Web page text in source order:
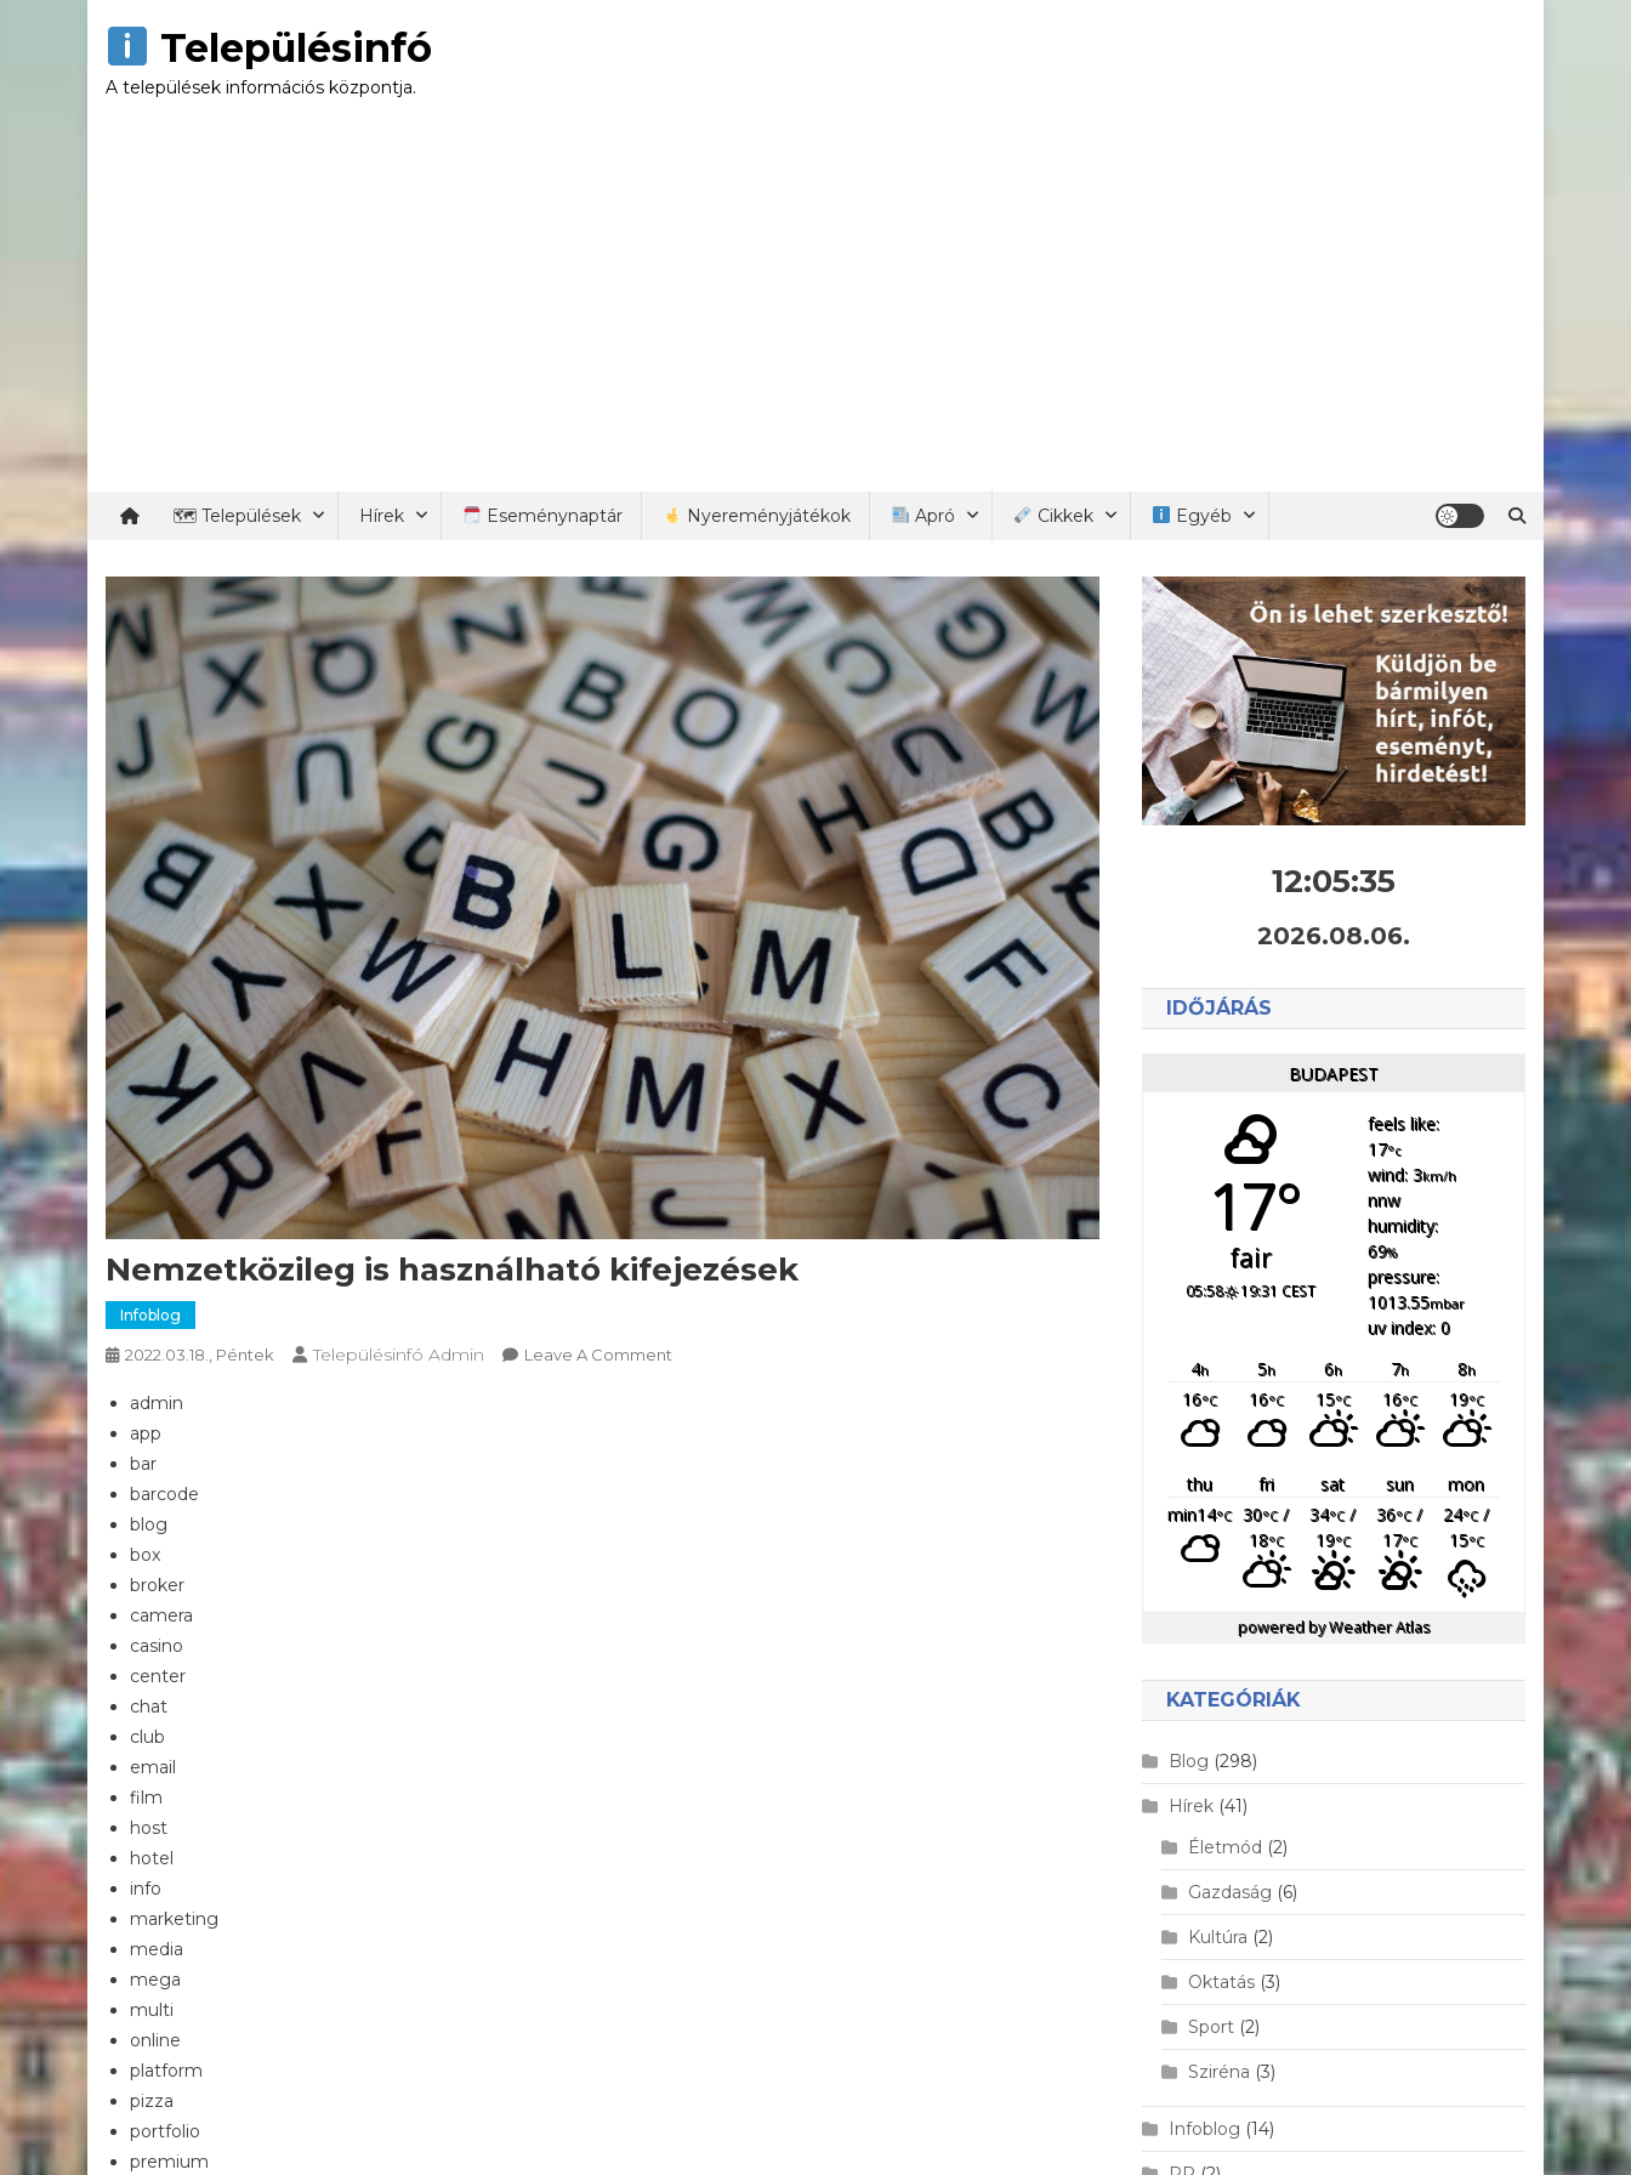
Településinfó
A települések információs központja.
🗺 Települések Hírek Eseménynaptár Nyereményjátékok Apró Cikkek Egyéb
Nemzetközileg is használható kifejezések
Infoblog
2022.03.18., Péntek Településinfó Admin Leave A Comment
admin
app
bar
barcode
blog
box
broker
camera
casino
center
chat
club
email
film
host
hotel
info
marketing
media
mega
multi
online
platform
pizza
portfolio
premium
12:05:36
2026.08.06.
IDŐJÁRÁS
BUDAPEST
17°
fair
05:58 19:31 CEST
feels like:
17°c
wind: 3km/h
nnw
humidity:
69%
pressure:
1013.55mbar
uv index: 0
4h 5h 6h 7h 8h
16°C 16°C 15°C 16°C 19°C
thu fri sat sun
mon
min14°C 30°C/
18°C
34°C/
19°C
36°C/
17°C
24°C/
15°C
powered byWeather Atlas
KATEGÓRIÁK
Blog (298)
Hírek (41)
Életmód (2)
Gazdaság (6)
Kultúra (2)
Oktatás (3)
Sport (2)
Sziréna (3)
Infoblog (14)